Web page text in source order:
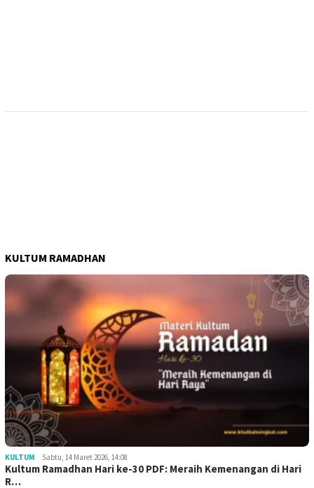
KULTUM RAMADHAN
KULTUM Sabtu, 14 Maret 2026, 14:08
Kultum Ramadhan Hari ke-30 PDF: Meraih Kemenangan di Hari
R…